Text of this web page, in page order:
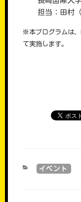
担当：田村（
※本プログラムは、
て実施します。
CATEGORIES
イベント